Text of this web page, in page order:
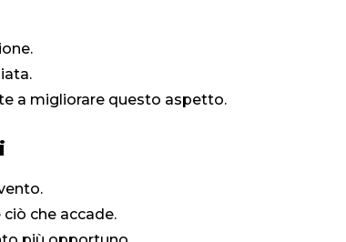
a migliorare questo aspetto.
che accade.